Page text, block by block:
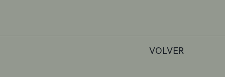
VOLVER